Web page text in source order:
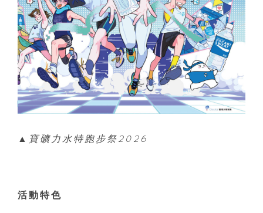
▲寶礦力水特跑步祭2026
活動特色